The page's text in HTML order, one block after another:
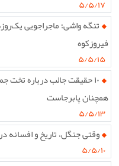
۵/۵/۱۷
تنگه واشی؛ ماجراجویی
فیروزکوه
۵/۵/۱۵
همچنان پابرجاست
۵/۵/۱۳
وقتی جنگل، تاریخ و
۵/۵/۱۰